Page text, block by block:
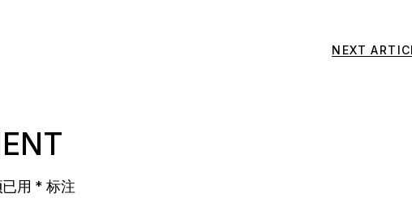
NEXT
用 * 标注